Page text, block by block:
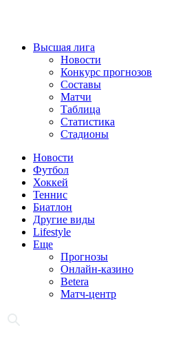
Высшая лига
Новости
Конкурс прогнозов
Составы
Матчи
Таблица
Статистика
Стадионы
Новости
Футбол
Хоккей
Теннис
Биатлон
Другие виды
Lifestyle
Еще
Прогнозы
Онлайн-казино
Betera
Матч-центр